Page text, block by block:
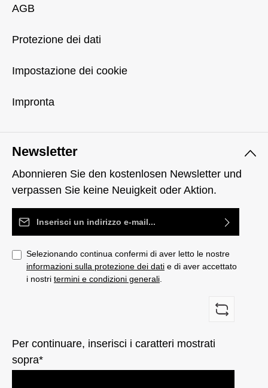
Newsletter
Abonnieren Sie den kostenlosen Newsletter und
verpassen Sie keine Neuigkeit oder Aktion.
Indirizzo e-mail*
Selezionando continua confermi di aver letto le nostre
informazioni sulla protezione dei dati e di aver accettato
i nostri termini e condizioni generali
Per continuare, inserisci i caratteri mostrati
sopra*
AGB
Protezione dei dati
Impostazione dei cookie
Impronta